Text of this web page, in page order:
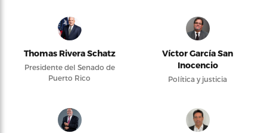
Thomas Rivera Schatz
Presidente del Senado de
Puerto Rico
Víctor García San
Inocencio
Política y justicia